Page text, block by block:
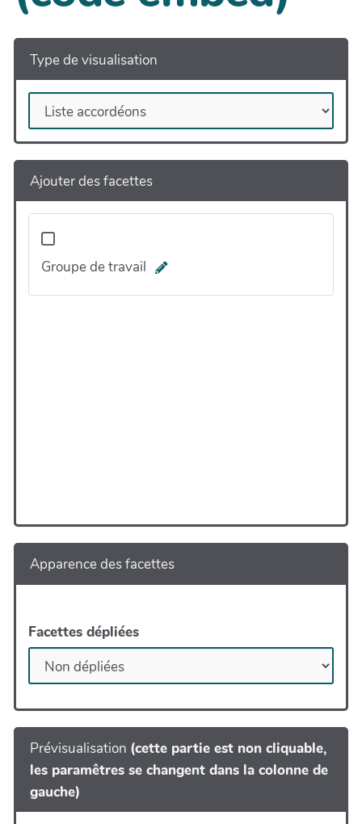
Type de visualisation
Ajouter des facettes
Groupe de travail
Apparence des facettes
Facettes dépliées
Prévisualisation (cette partie est non cliquable,
les paramêtres se changent dans la colonne de
gauche)